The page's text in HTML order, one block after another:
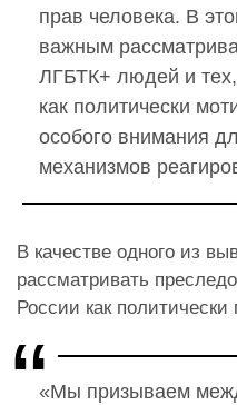
прав человека. В
важным
ЛГБТК+ людей и тех,
как политически
особого внимания
механизмов
В качестве одного из
рассматривать
России как
«Мы призываем